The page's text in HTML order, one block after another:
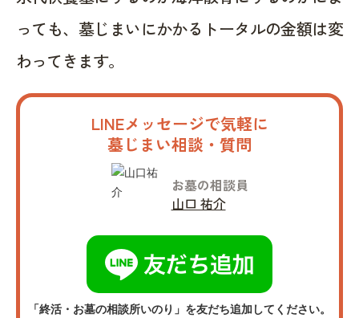
っても、墓じまいにかかるトータルの金額は変
わってきます。
LINEメッセージで気軽に
墓じまい相談・質問
お墓の相談員
山口 祐介
「終活・お墓の相談所いのり」を友だち追加してください。